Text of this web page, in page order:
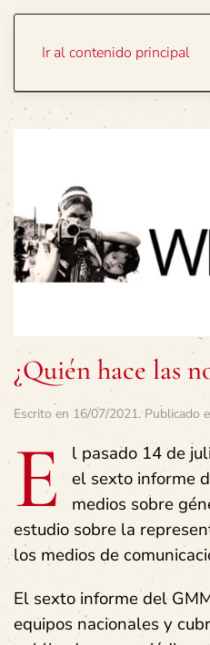
Ir al contenido principal
¿Quién hace las
Escrito en 16/07/2021. Publicado
E
l pasado 14 de
el sexto informe
medios sobre
estudio sobre la
los medios de
El sexto informe del
equipos nacionales y